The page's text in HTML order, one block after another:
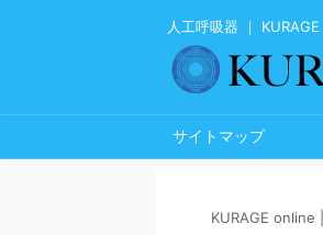
人工呼吸器 ｜
サイトマップ
KURAGE online